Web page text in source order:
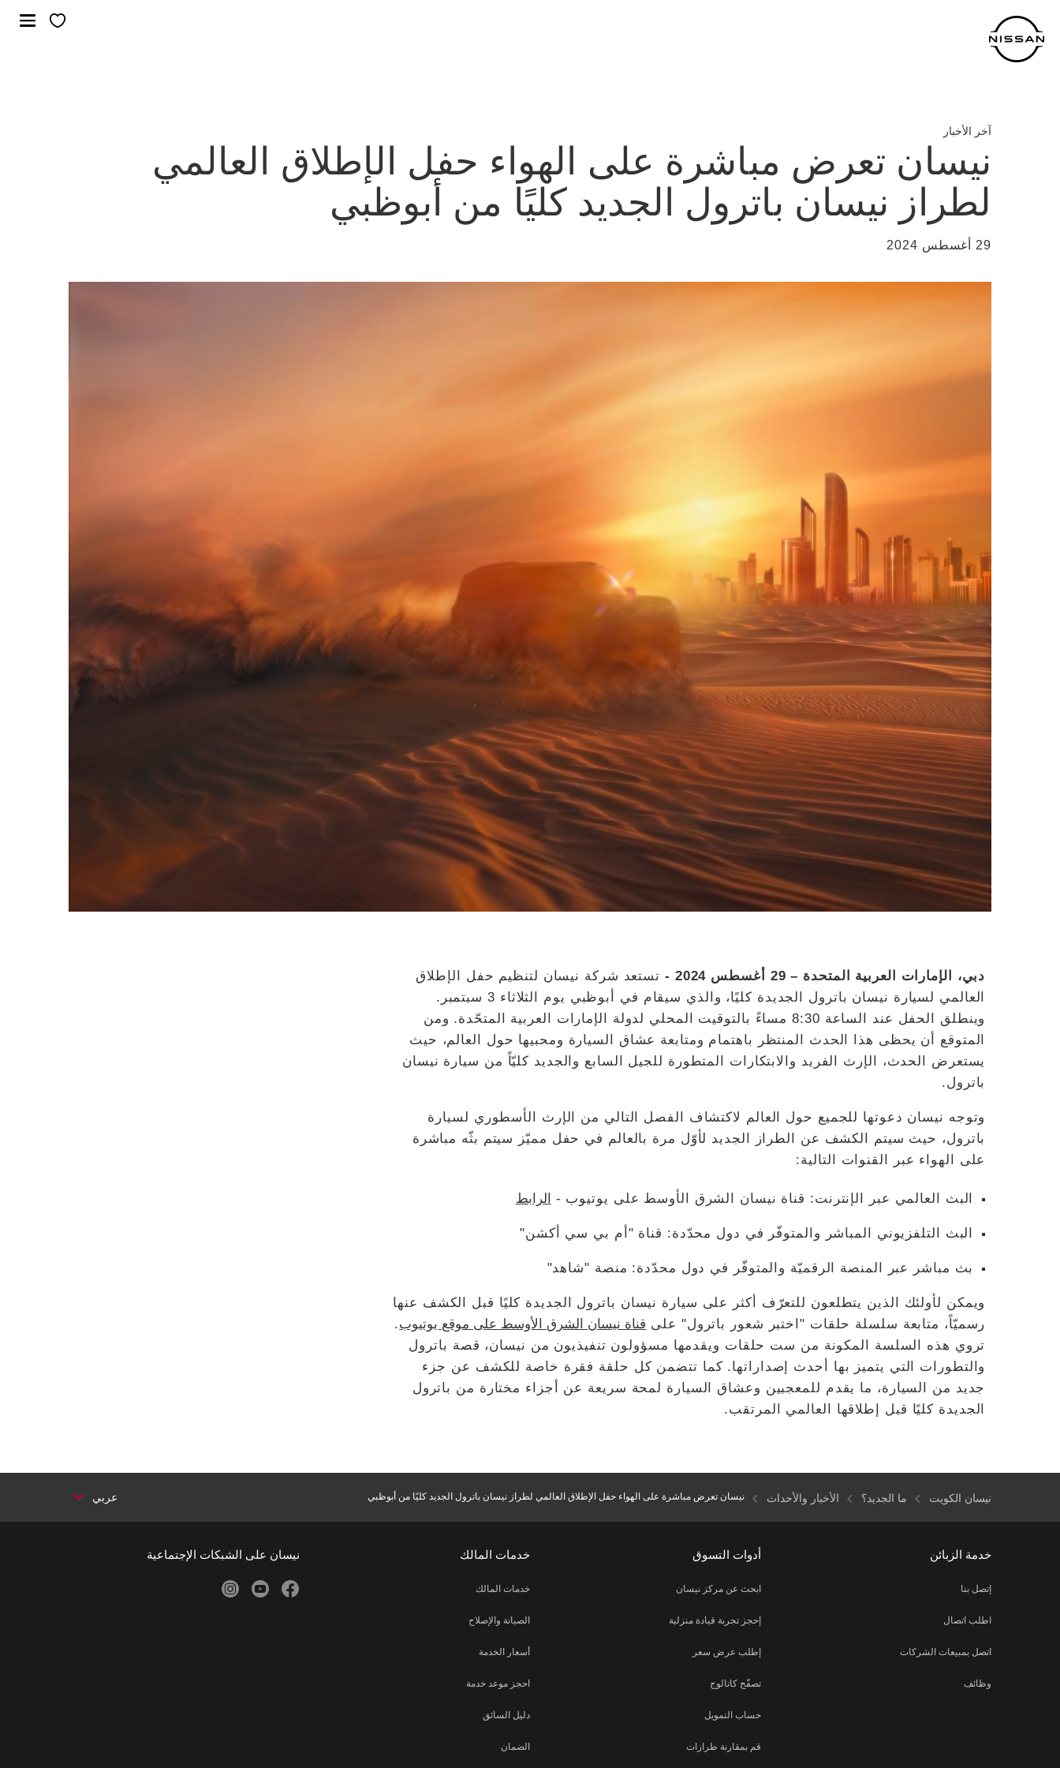
المحتوى
الرئيسي
آخر الأخبار
نيسان تعرض مباشرة على الهواء حفل الإطلاق العالمي
لطراز نيسان باترول الجديد كليًا من أبوظبي
29 أغسطس 2024
دبي، الإمارات العربية المتحدة – 29 أغسطس 2024 -
تستعد شركة نيسان لتنظيم حفل الإطلاق
العالمي لسيارة نيسان باترول الجديدة كليًا، والذي سيقام في أبوظبي يوم الثلاثاء 3 سبتمبر.
وينطلق الحفل عند الساعة 8:30 مساءً بالتوقيت المحلي لدولة الإمارات العربية المتحّدة. ومن
المتوقع أن يحظى هذا الحدث المنتظر باهتمام ومتابعة عشاق السيارة ومحبيها حول العالم، حيث
يستعرض الحدث، الإرث الفريد والابتكارات المتطورة للجيل السابع والجديد كليّاً من سيارة نيسان
باترول.
وتوجه نيسان دعوتها للجميع حول العالم لاكتشاف الفصل التالي من الإرث الأسطوري لسيارة
باترول، حيث سيتم الكشف عن الطراز الجديد لأوّل مرة بالعالم في حفل مميّز سيتم بثّه مباشرة
على الهواء عبر القنوات التالية:
البث العالمي عبر الإنترنت: قناة نيسان الشرق الأوسط على يوتيوب - الرابط
البث التلفزيوني المباشر والمتوفّر في دول محدّدة: قناة "أم بي سي أكشن"
بث مباشر عبر المنصة الرقميّة والمتوفّر في دول محدّدة: منصة "شاهد"
ويمكن لأولئك الذين يتطلعون للتعرّف أكثر على سيارة نيسان باترول الجديدة كليًا قبل الكشف عنها
رسميّاً، متابعة سلسلة حلقات "اختبر شعور باترول" على قناة نيسان الشرق الأوسط على موقع يوتيوب.
تروي هذه السلسة المكونة من ست حلقات ويقدمها مسؤولون تنفيذيون من نيسان، قصة باترول
والتطورات التي يتميز بها أحدث إصداراتها. كما تتضمن كل حلقة فقرة خاصة للكشف عن جزء
جديد من السيارة، ما يقدم للمعجبين وعشاق السيارة لمحة سريعة عن أجزاء مختارة من باترول
الجديدة كليًا قبل إطلاقها العالمي المرتقب.
نيسان الكويت ما الجديد؟ الأخبار والأحداث نيسان تعرض مباشرة على الهواء حفل الإطلاق العالمي لطراز نيسان باترول الجديد كليًا من أبوظبي عربي
خدمة الزبائن
إتصل بنا
اطلب اتصال
اتصل بمبيعات الشركات
وظائف
أدوات التسوق
ابحث عن مركز نيسان
إحجز تجربة قيادة منزلية
إطلب عرض سعر
تصفّح كاتالوج
حساب التمويل
قم بمقارنة طرازات
خدمات المالك
خدمات المالك
الصيانة والإصلاح
أسعار الخدمة
احجز موعد خدمة
دليل السائق
الضمان
نيسان على الشبكات الإجتماعية
facebook
youtube